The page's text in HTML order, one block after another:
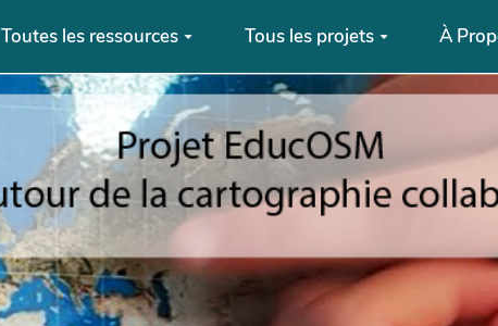
Toutes les ressources Tous les projets À